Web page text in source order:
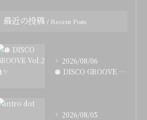
最近の投稿 Recent Posts
2026/08/06
🪩 DISCO GROOVE Vol.2 🕺✨
2026/08/05